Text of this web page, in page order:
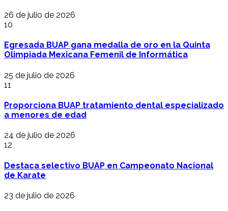
26 de julio de 2026
10
Egresada BUAP gana medalla de oro en la Quinta
Olimpiada Mexicana Femenil de Informática
25 de julio de 2026
11
Proporciona BUAP tratamiento dental especializado
a menores de edad
24 de julio de 2026
12
Destaca selectivo BUAP en Campeonato Nacional
de Karate
23 de julio de 2026